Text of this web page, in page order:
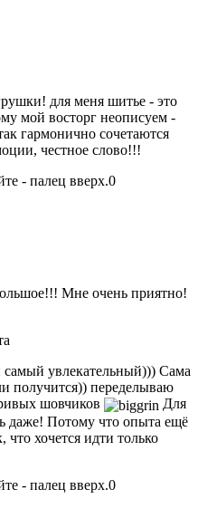
для меня шитье - это
мой восторг неописуем -
гармонично сочетаются
честное слово!!!
- палец вверх.0
Мне очень приятно!
увлекательный))) Сама
получится)) переделываю
шовчиков
Для
даже! Потому что опыта ещё
хочется идти только
- палец вверх.0